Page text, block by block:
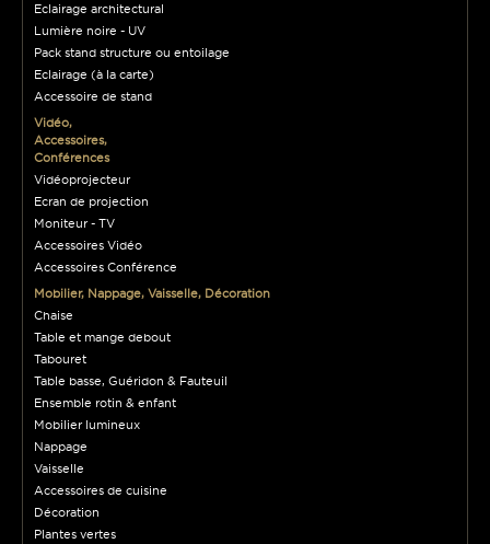
Eclairage architectural
Lumière noire - UV
Pack stand structure ou entoilage
Eclairage (à la carte)
Accessoire de stand
Vidéo,
Accessoires,
Conférences
Vidéoprojecteur
Ecran de projection
Moniteur - TV
Accessoires Vidéo
Accessoires Conférence
Mobilier, Nappage, Vaisselle, Décoration
Chaise
Table et mange debout
Tabouret
Table basse, Guéridon & Fauteuil
Ensemble rotin & enfant
Mobilier lumineux
Nappage
Vaisselle
Accessoires de cuisine
Décoration
Plantes vertes